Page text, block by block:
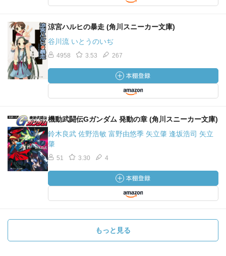
涼宮ハルヒの暴走 (角川スニーカー文庫)
谷川流 いとうのいぢ
4958 3.53 267
機動武闘伝Gガンダム 発動の章 (角川スニーカー文庫)
鈴木良武 佐野浩敏 富野由悠季 矢立肇 逢坂浩司 矢立
肇
51 3.30 4
もっと見る